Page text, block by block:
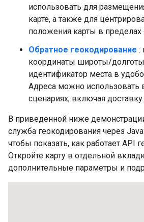
использовать для
карте, а также для
положения карты в пределах
Обратное геокодирование :
координаты широты/
идентификатор места в
Адреса можно использовать
сценариях, включая
В приведенной ниже
служба геокодирования через
чтобы показать, как работает API
Откройте карту в отдельной
дополнительные параметры и